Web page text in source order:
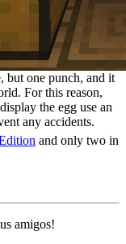
but one punch, and it
For this reason,
the egg use an
any accidents.
and only two in
amigos!